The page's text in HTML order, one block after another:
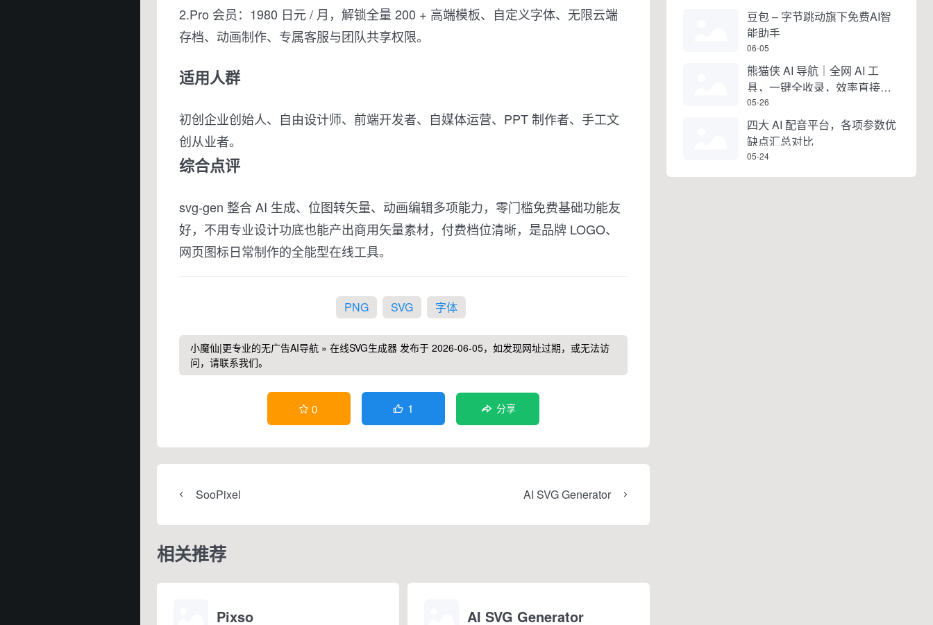
2.Pro 会员：1980 日元 / 月，解锁全量 200 + 高端模板、自定义字体、无限云端
存档、动画制作、专属客服与团队共享权限。
适用人群
初创企业创始人、自由设计师、前端开发者、自媒体运营、PPT 制作者、手工文
创从业者。
综合点评
svg-gen 整合 AI 生成、位图转矢量、动画编辑多项能力，零门槛免费基础功能友
好，不用专业设计功底也能产出商用矢量素材，付费档位清晰，是品牌 LOGO、
网页图标日常制作的全能型在线工具。
PNG SVG 字体
小魔仙|更专业的无广告AI导航 » 在线SVG生成器 发布于 2026-06-05，如发现网址过期，或无法访
问，请联系我们。
 0  1 分享
SooPixel AI SVG Generator
相关推荐
Pixso AI SVG Generator
豆包 – 字节跳动旗下免费AI智
能助手
06-05
熊猫侠 AI 导航｜全网 AI 工
具，一键全收录，效率直接拉
满
05-26
四大 AI 配音平台，各项参数优
缺点汇总对比
05-24